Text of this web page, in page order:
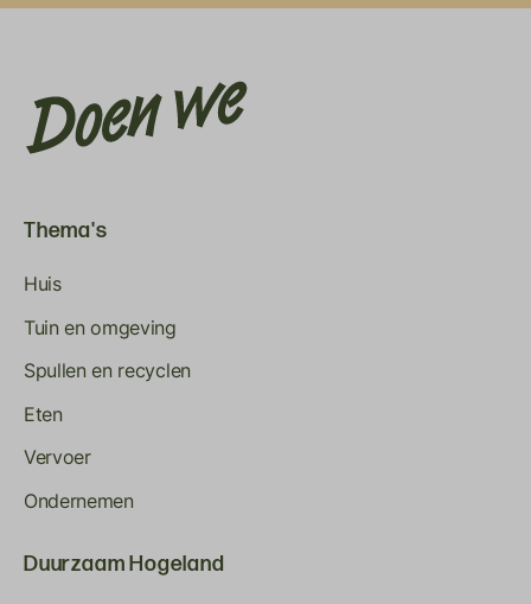
Thema's
Huis
Tuin en omgeving
Spullen en recyclen
Eten
Vervoer
Ondernemen
Duurzaam Hogeland